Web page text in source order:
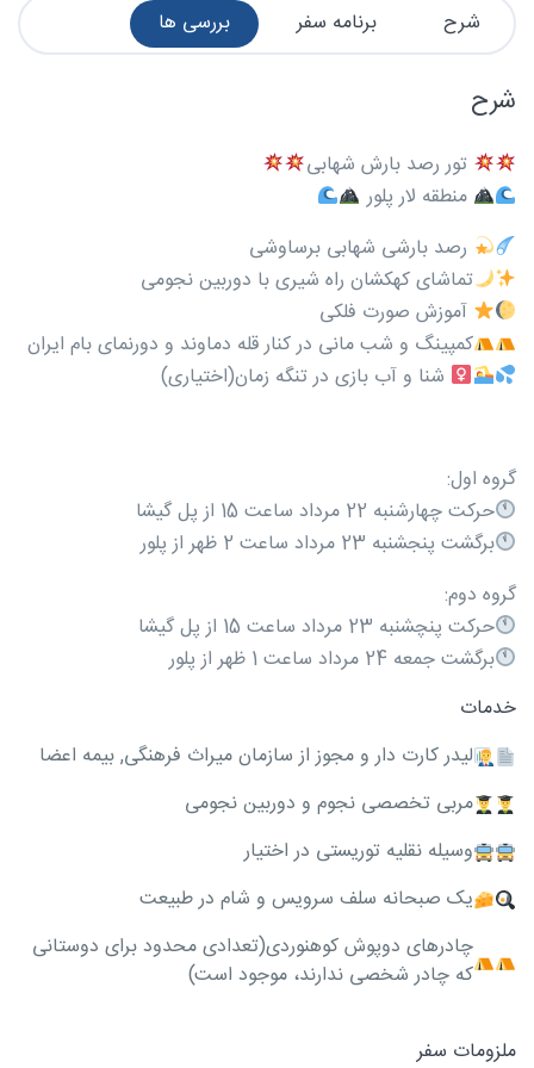
شرح برنامه سفر بررسی ها
شرح
تور رصد بارش شهابی
منطقه لار پلور
رصد بارشی شهابی برساوشی
تماشای کهکشان راه شیری با دوربین نجومی
آموزش صورت فلکی
کمپینگ و شب مانی در کنار قله دماوند و دورنمای بام ایران
شنا و آب بازی در تنگه زمان(اختیاری)
گروه اول:
حرکت چهارشنبه 22 مرداد ساعت 15 از پل گیشا
برگشت پنجشنبه 23 مرداد ساعت 2 ظهر از پلور
گروه دوم:
حرکت پنچشنبه 23 مرداد ساعت 15 از پل گیشا
برگشت جمعه 24 مرداد ساعت 1 ظهر از پلور
خدمات
ليدر کارت دار و مجوز از سازمان میراث فرهنگی, بيمه اعضا
مربی تخصصی نجوم و دوربین نجومی
وسیله نقلیه توریستی در اختیار
یک صبحانه سلف سرویس و شام در طبیعت
چادرهای دوپوش کوهنوردی(تعدادی محدود برای دوستانی
که چادر شخصی ندارند، موجود است)
ملزومات سفر